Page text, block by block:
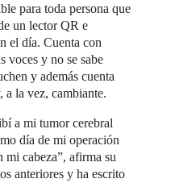
para toda persona que
un lector QR e
el día. Cuenta con
voces y no se sabe
y además cuenta
a la vez, cambiante.
a mi tumor cerebral
día de mi operación
mi cabeza”, afirma su
anteriores y ha escrito